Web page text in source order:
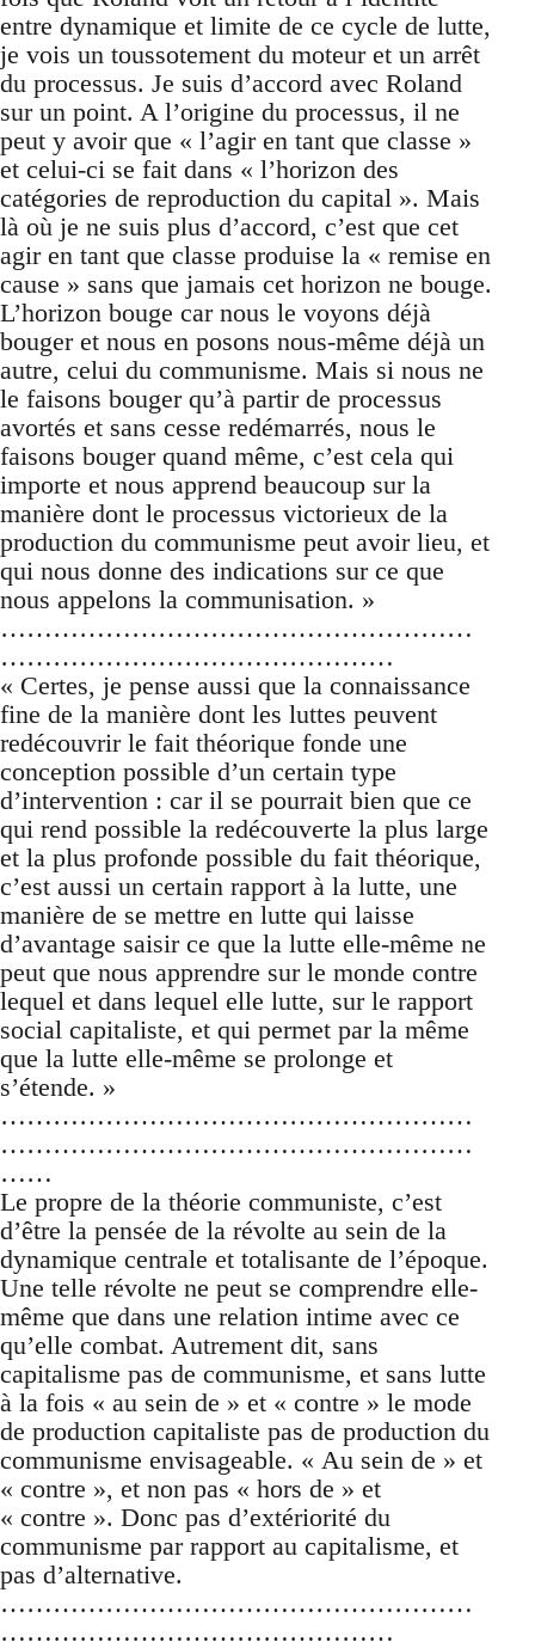
entre dynamique et limite de ce cycle de lutte,
je vois un toussotement du moteur et un arrêt
du processus. Je suis d’accord avec Roland
sur un point. A l’origine du processus, il ne
peut y avoir que « l’agir en tant que classe »
et celui-ci se fait dans « l’horizon des
catégories de reproduction du capital ». Mais
là où je ne suis plus d’accord, c’est que cet
agir en tant que classe produise la « remise en
cause » sans que jamais cet horizon ne bouge.
L’horizon bouge car nous le voyons déjà
bouger et nous en posons nous-même déjà un
autre, celui du communisme. Mais si nous ne
le faisons bouger qu’à partir de processus
avortés et sans cesse redémarrés, nous le
faisons bouger quand même, c’est cela qui
importe et nous apprend beaucoup sur la
manière dont le processus victorieux de la
production du communisme peut avoir lieu, et
qui nous donne des indications sur ce que
nous appelons la communisation. »
………………………………………………
………………………………………
« Certes, je pense aussi que la connaissance
fine de la manière dont les luttes peuvent
redécouvrir le fait théorique fonde une
conception possible d’un certain type
d’intervention : car il se pourrait bien que ce
qui rend possible la redécouverte la plus large
et la plus profonde possible du fait théorique,
c’est aussi un certain rapport à la lutte, une
manière de se mettre en lutte qui laisse
d’avantage saisir ce que la lutte elle-même ne
peut que nous apprendre sur le monde contre
lequel et dans lequel elle lutte, sur le rapport
social capitaliste, et qui permet par la même
que la lutte elle-même se prolonge et
s’étende. »
………………………………………………
………………………………………………
……
Le propre de la théorie communiste, c’est
d’être la pensée de la révolte au sein de la
dynamique centrale et totalisante de l’époque.
Une telle révolte ne peut se comprendre elle-
même que dans une relation intime avec ce
qu’elle combat. Autrement dit, sans
capitalisme pas de communisme, et sans lutte
à la fois « au sein de » et « contre » le mode
de production capitaliste pas de production du
communisme envisageable. « Au sein de » et
« contre », et non pas « hors de » et
« contre ». Donc pas d’extériorité du
communisme par rapport au capitalisme, et
pas d’alternative.
………………………………………………
………………………………………